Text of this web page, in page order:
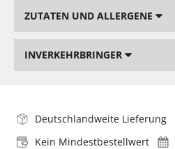
ZUTATEN UND ALLERGENE
INVERKEHRBRINGER
Deutschlandweite Lieferung
Kein Mindestbestellwert